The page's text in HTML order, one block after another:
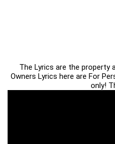
The Lyrics are the property
Owners Lyrics here are For
only!